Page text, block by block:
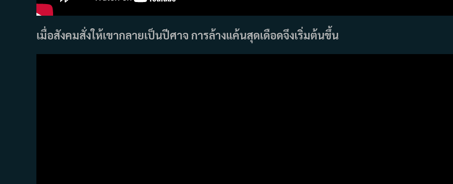
เมื่อสังคมสั่งให้เขากลายเป็นปีศาจ การล้างแค้นสุดเดือดจึงเริ่มต้นขึ้น